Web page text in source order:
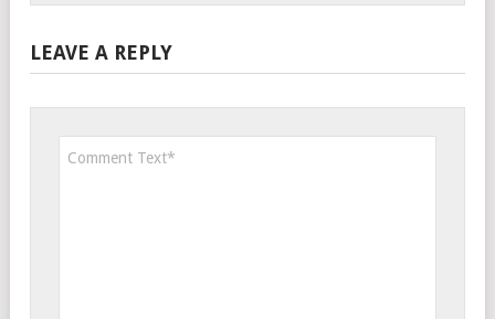
LEAVE A REPLY